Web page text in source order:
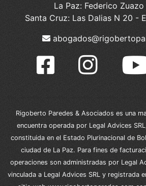
La Paz: Federico
Santa Cruz: Las Dalias N 20 -
Rigoberto Paredes & Asociados es una
encuentra operada por Legal Advices
constituida en el Estado Plurinacional de
ciudad de La Paz. Para fines de
operaciones son administradas por Legal
vinculada a Legal Advices SRL y registrada